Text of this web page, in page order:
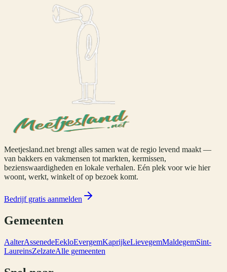
Meetjesland.net brengt alles samen wat de regio levend maakt —
van bakkers en vakmensen tot markten, kermissen,
bezienswaardigheden en lokale verhalen. Eén plek voor wie hier
woont, werkt, winkelt of op bezoek komt.
Bedrijf gratis aanmelden
Gemeenten
AalterAssenedeEekloEvergemKaprijkeLievegemMaldegemSint-
LaureinsZelzateAlle gemeenten